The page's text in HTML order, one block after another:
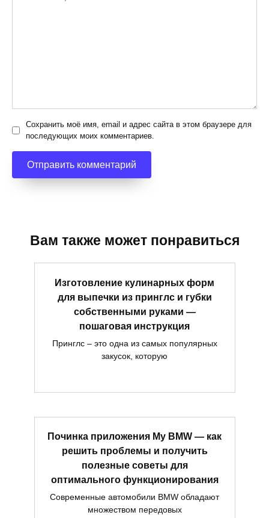
Сохранить моё имя, email и адрес сайта в этом браузере для
последующих моих комментариев.
Вам также может понравиться
Изготовление кулинарных форм
для выпечки из принглс и губки
собственными руками —
пошаговая инструкция
Принглс – это одна из самых популярных
закусок, которую
Починка приложения My BMW — как
решить проблемы и получить
полезные советы для
оптимального функционирования
Современные автомобили BMW обладают
множеством передовых